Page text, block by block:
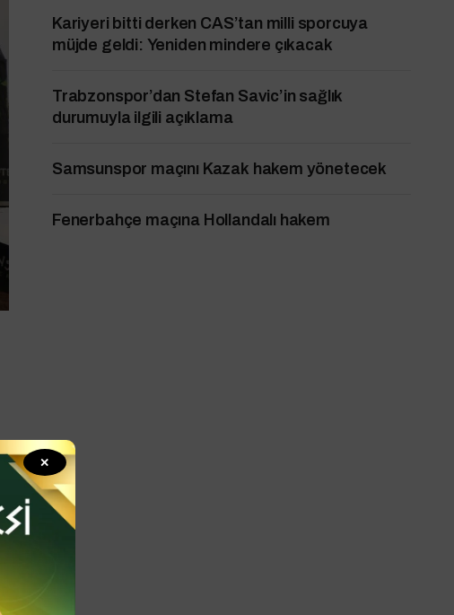
✕
Kariyeri bitti derken CAS’tan milli sporcuya
müjde geldi: Yeniden mindere çıkacak
Trabzonspor’dan Stefan Savic’in sağlık
durumuyla ilgili açıklama
Samsunspor maçını Kazak hakem yönetecek
Fenerbahçe maçına Hollandalı hakem